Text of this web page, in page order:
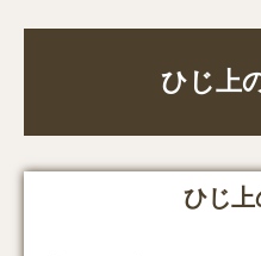
ひじ上
ひじ上